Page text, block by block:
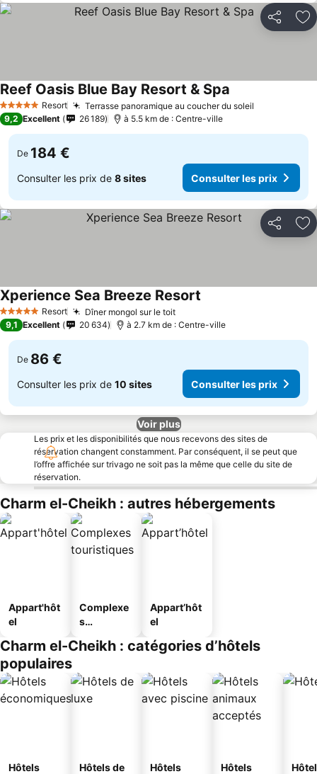
Partager
5 Étoiles Resort Terrasse panoramique au coucher du soleil
Reef Oasis Blue Bay Resort & Spa
9,2 Excellent 26 189 à 5.5 km de : Centre-ville
De 184 €
Consulter les prix de 8 sites Consulter les prix
Partager
5 Étoiles Resort Dîner mongol sur le toit
Xperience Sea Breeze Resort
9,1 Excellent 20 634 à 2.7 km de : Centre-ville
De 86 €
Consulter les prix de 10 sites Consulter les prix
Voir plus
Les prix et les disponibilités que nous recevons des sites de
réservation changent constamment. Par conséquent, il se peut que
l’offre affichée sur trivago ne soit pas la même que celle du site de
réservation.
Charm el-Cheikh : autres hébergements
Appart'hôt
el
Complexe
s
s
Appart’hôt
el
Charm el-Cheikh : catégories d’hôtels
populaires
Hôtels
Hôtels de
Hôtels
Hôtels